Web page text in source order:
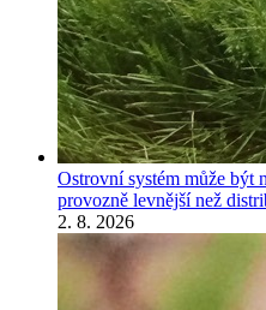
Ostrovní systém může být
provozně levnější než
2. 8. 2026